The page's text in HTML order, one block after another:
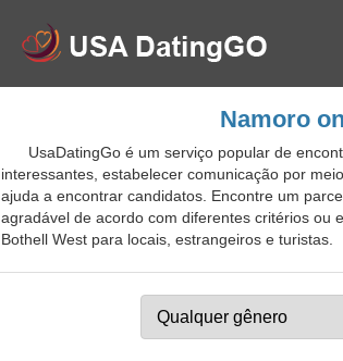
Namoro
UsaDatingGo é um serviço popular de
interessantes, estabelecer comunicação por
ajuda a encontrar candidatos. Encontre um
agradável de acordo com diferentes critérios ou
Bothell West para locais, estrangeiros e turistas.